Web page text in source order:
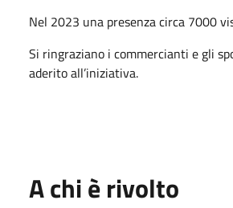
Nel 2023 una presenza circa 7000
Si ringraziano i commercianti e gli
aderito all’iniziativa.
A chi è rivolto